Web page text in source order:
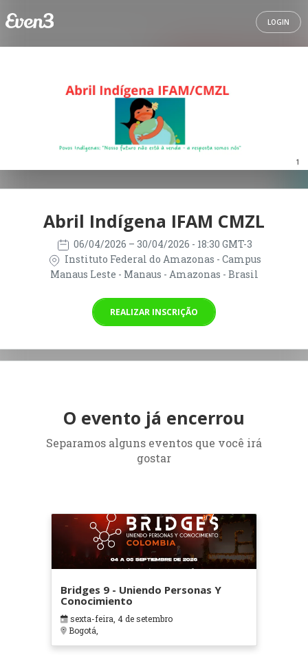
LOGIN
Abril Indígena IFAM CMZL
06/04/2026 – 30/04/2026 - 18:30 GMT-3
Instituto Federal do Amazonas - Campus
Manaus Leste - Manaus - Amazonas - Brasil
REALIZAR INSCRIÇÃO
O evento já encerrou
Separamos alguns eventos que você irá
gostar
Bridges 9 - Uniendo Personas Y
Conocimiento
sexta-feira, 4 de setembro
Bogotá,